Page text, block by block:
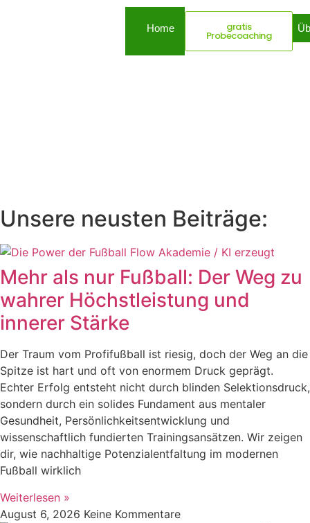
Home Dein Mehrwert
gratis
Probecoaching
Unsere neusten Beiträge:
Mehr als nur Fußball: Der Weg zu
wahrer Höchstleistung und
innerer Stärke
Der Traum vom Profifußball ist riesig, doch der Weg an die
Spitze ist hart und oft von enormem Druck geprägt.
Echter Erfolg entsteht nicht durch blinden Selektionsdruck,
sondern durch ein solides Fundament aus mentaler
Gesundheit, Persönlichkeitsentwicklung und
wissenschaftlich fundierten Trainingsansätzen. Wir zeigen
dir, wie nachhaltige Potenzialentfaltung im modernen
Fußball wirklich
Weiterlesen »
August 6, 2026 Keine Kommentare